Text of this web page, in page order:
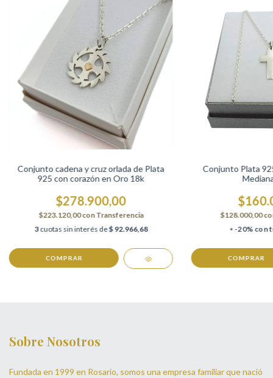
Conjunto cadena y cruz orlada de Plata
925 con corazón en Oro 18k
$278.900,00
$223.120,00conTransferencia
3cuotas sin interés de$ 92.966,68
COMPRAR
Conjunto Plata
$128.000,00
-20% con
COMPRAR
Sobre Nosotros
Fundada en 1999 en Rosario, somos una empresa familiar que nació